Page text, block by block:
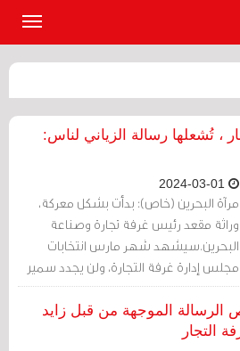
، تُشعلها رسالة الزياني لناس:
مرآة البحرين (خاص): بدأت بشكل معركة،
وراثة مقعد رئيس غرفة تجارة وصناعة
البحرين.سيشهد شهر مارس انتخابات
مجلس إدارة غرفة التجارة، ولن يجدد سمير
ناس ترشحه، فقانون الغرفة لا يسمح بتولي
منصب الرئاسة لأكثر من دورتين متتاليتين.
الرسالة الموجهة من قبل زايد
التجار